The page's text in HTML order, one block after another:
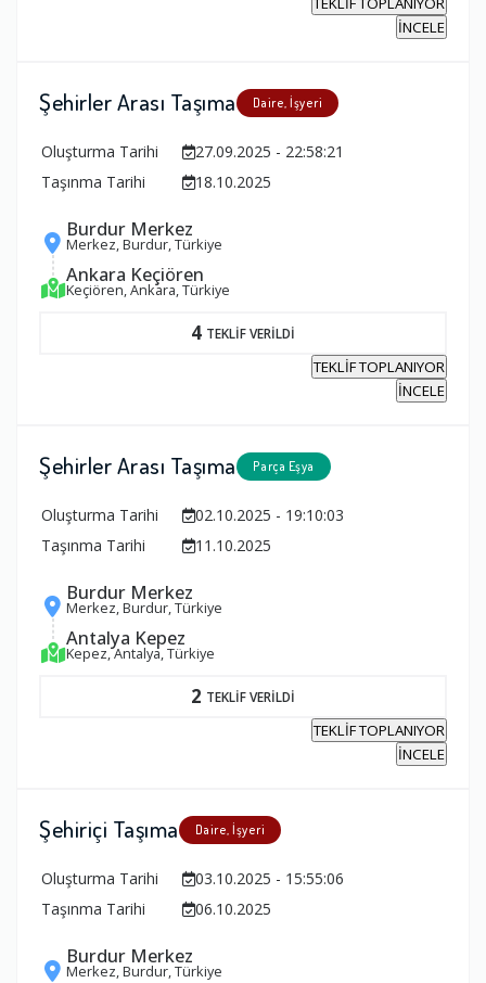
İNCELE
Şehirler Arası Taşıma Daire, İşyeri
Oluşturma Tarihi
27.09.2025 - 22:58:21
Taşınma Tarihi
18.10.2025
Burdur Merkez
Merkez, Burdur, Türkiye
Ankara Keçiören
Keçiören, Ankara, Türkiye
4 TEKLİF VERİLDİ
TEKLİF TOPLANIYOR
İNCELE
Şehirler Arası Taşıma Parça Eşya
Oluşturma Tarihi
02.10.2025 - 19:10:03
Taşınma Tarihi
11.10.2025
Burdur Merkez
Merkez, Burdur, Türkiye
Antalya Kepez
Kepez, Antalya, Türkiye
2 TEKLİF VERİLDİ
TEKLİF TOPLANIYOR
İNCELE
Şehiriçi Taşıma Daire, İşyeri
Oluşturma Tarihi
03.10.2025 - 15:55:06
Taşınma Tarihi
06.10.2025
Burdur Merkez
Merkez, Burdur, Türkiye